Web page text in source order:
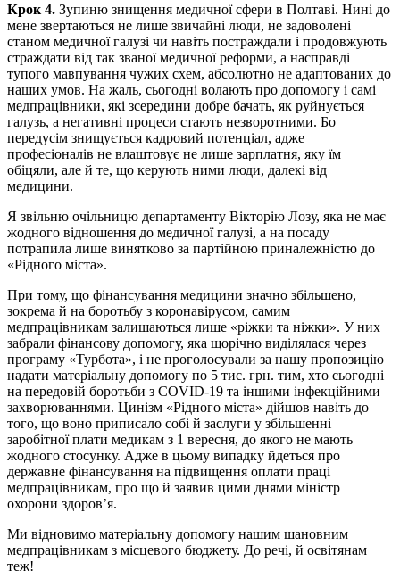
Крок 4. Зупиню знищення медичної сфери в Полтаві. Нині до
мене звертаються не лише звичайні люди, не задоволені
станом медичної галузі чи навіть постраждали і продовжують
страждати від так званої медичної реформи, а насправді
тупого мавпування чужих схем, абсолютно не адаптованих до
наших умов. На жаль, сьогодні волають про допомогу і самі
медпрацівники, які зсередини добре бачать, як руйнується
галузь, а негативні процеси стають незворотними. Бо
передусім знищується кадровий потенціал, адже
професіоналів не влаштовує не лише зарплатня, яку їм
обіцяли, але й те, що керують ними люди, далекі від
медицини.
Я звільню очільницю департаменту Вікторію Лозу, яка не має
жодного відношення до медичної галузі, а на посаду
потрапила лише винятково за партійною приналежністю до
«Рідного міста».
При тому, що фінансування медицини значно збільшено,
зокрема й на боротьбу з коронавірусом, самим
медпрацівникам залишаються лише «ріжки та ніжки». У них
забрали фінансову допомогу, яка щорічно виділялася через
програму «Турбота», і не проголосували за нашу пропозицію
надати матеріальну допомогу по 5 тис. грн. тим, хто сьогодні
на передовій боротьби з COVID-19 та іншими інфекційними
захворюваннями. Цинізм «Рідного міста» дійшов навіть до
того, що воно приписало собі й заслуги у збільшенні
заробітної плати медикам з 1 вересня, до якого не мають
жодного стосунку. Адже в цьому випадку йдеться про
державне фінансування на підвищення оплати праці
медпрацівникам, про що й заявив цими днями міністр
охорони здоров’я.
Ми відновимо матеріальну допомогу нашим шановним
медпрацівникам з місцевого бюджету. До речі, й освітянам
теж!